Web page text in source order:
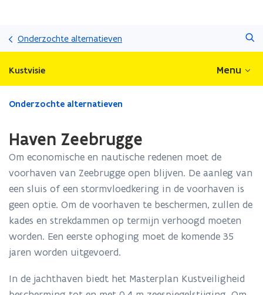
gaan
Onderzochte alternatieven
Kustvisie Menu
Gedaan
bevindt
op:
Haven
Zeebrugge
Onderzochte alternatieven
Haven Zeebrugge
Om economische en nautische redenen moet de
voorhaven van Zeebrugge open blijven. De aanleg van
een sluis of een stormvloedkering in de voorhaven is
geen optie. Om de voorhaven te beschermen, zullen de
kades en strekdammen op termijn verhoogd moeten
worden. Een eerste ophoging moet de komende 35
jaren worden uitgevoerd.
In de jachthaven biedt het Masterplan Kustveiligheid